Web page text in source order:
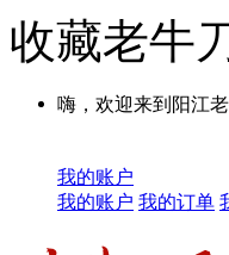
收藏老牛
嗨，欢迎来到阳江
我的账户
我的账户 我的订单